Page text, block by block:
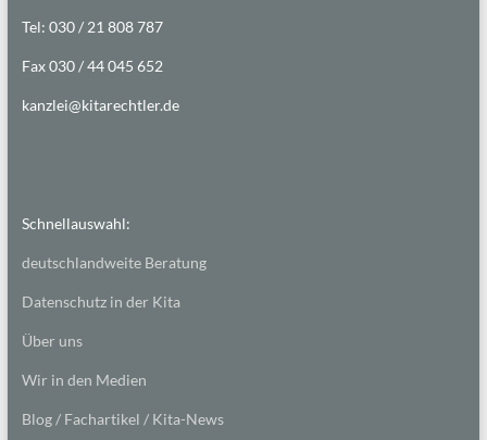
Tel: 030 / 21 808 787
Fax 030 / 44 045 652
kanzlei@kitarechtler.de
Schnellauswahl:
deutschlandweite Beratung
Datenschutz in der Kita
Über uns
Wir in den Medien
Blog / Fachartikel / Kita-News